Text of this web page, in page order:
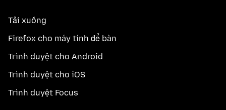
Tải xuống
Firefox cho máy tính để bàn
Trình duyệt cho Android
Trình duyệt cho iOS
Trình duyệt Focus